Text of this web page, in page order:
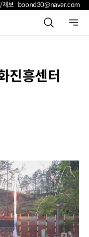
제보 boond30@naver.com
진흥센터